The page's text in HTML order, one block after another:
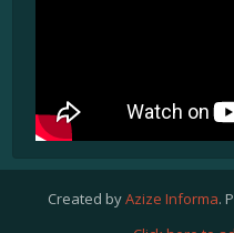
Created byAzize Informa.